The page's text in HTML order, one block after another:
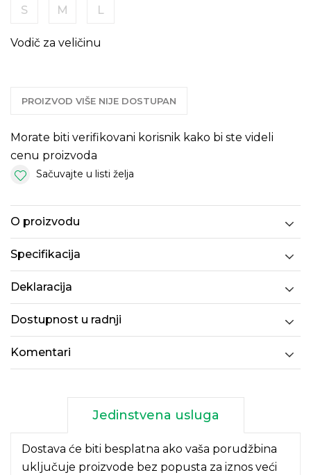
S M L
Vodič za veličinu
PROIZVOD VIŠE NIJE DOSTUPAN
Morate biti verifikovani korisnik kako bi ste videli
cenu proizvoda
Sačuvajte u listi želja
O proizvodu
Specifikacija
Deklaracija
Dostupnost u radnji
Komentari
Jedinstvena usluga
Dostava će biti besplatna ako vaša porudžbina
uključuje proizvode bez popusta za iznos veći